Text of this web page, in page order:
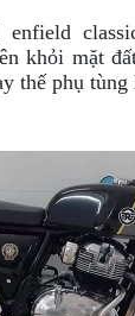
khỏi mặt
thế phụ tùng